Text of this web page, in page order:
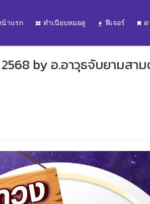
น้าแรก ทำเนียบหมอดู ฟีเจอร์ ด
by อ.อาวุธจับยามสา